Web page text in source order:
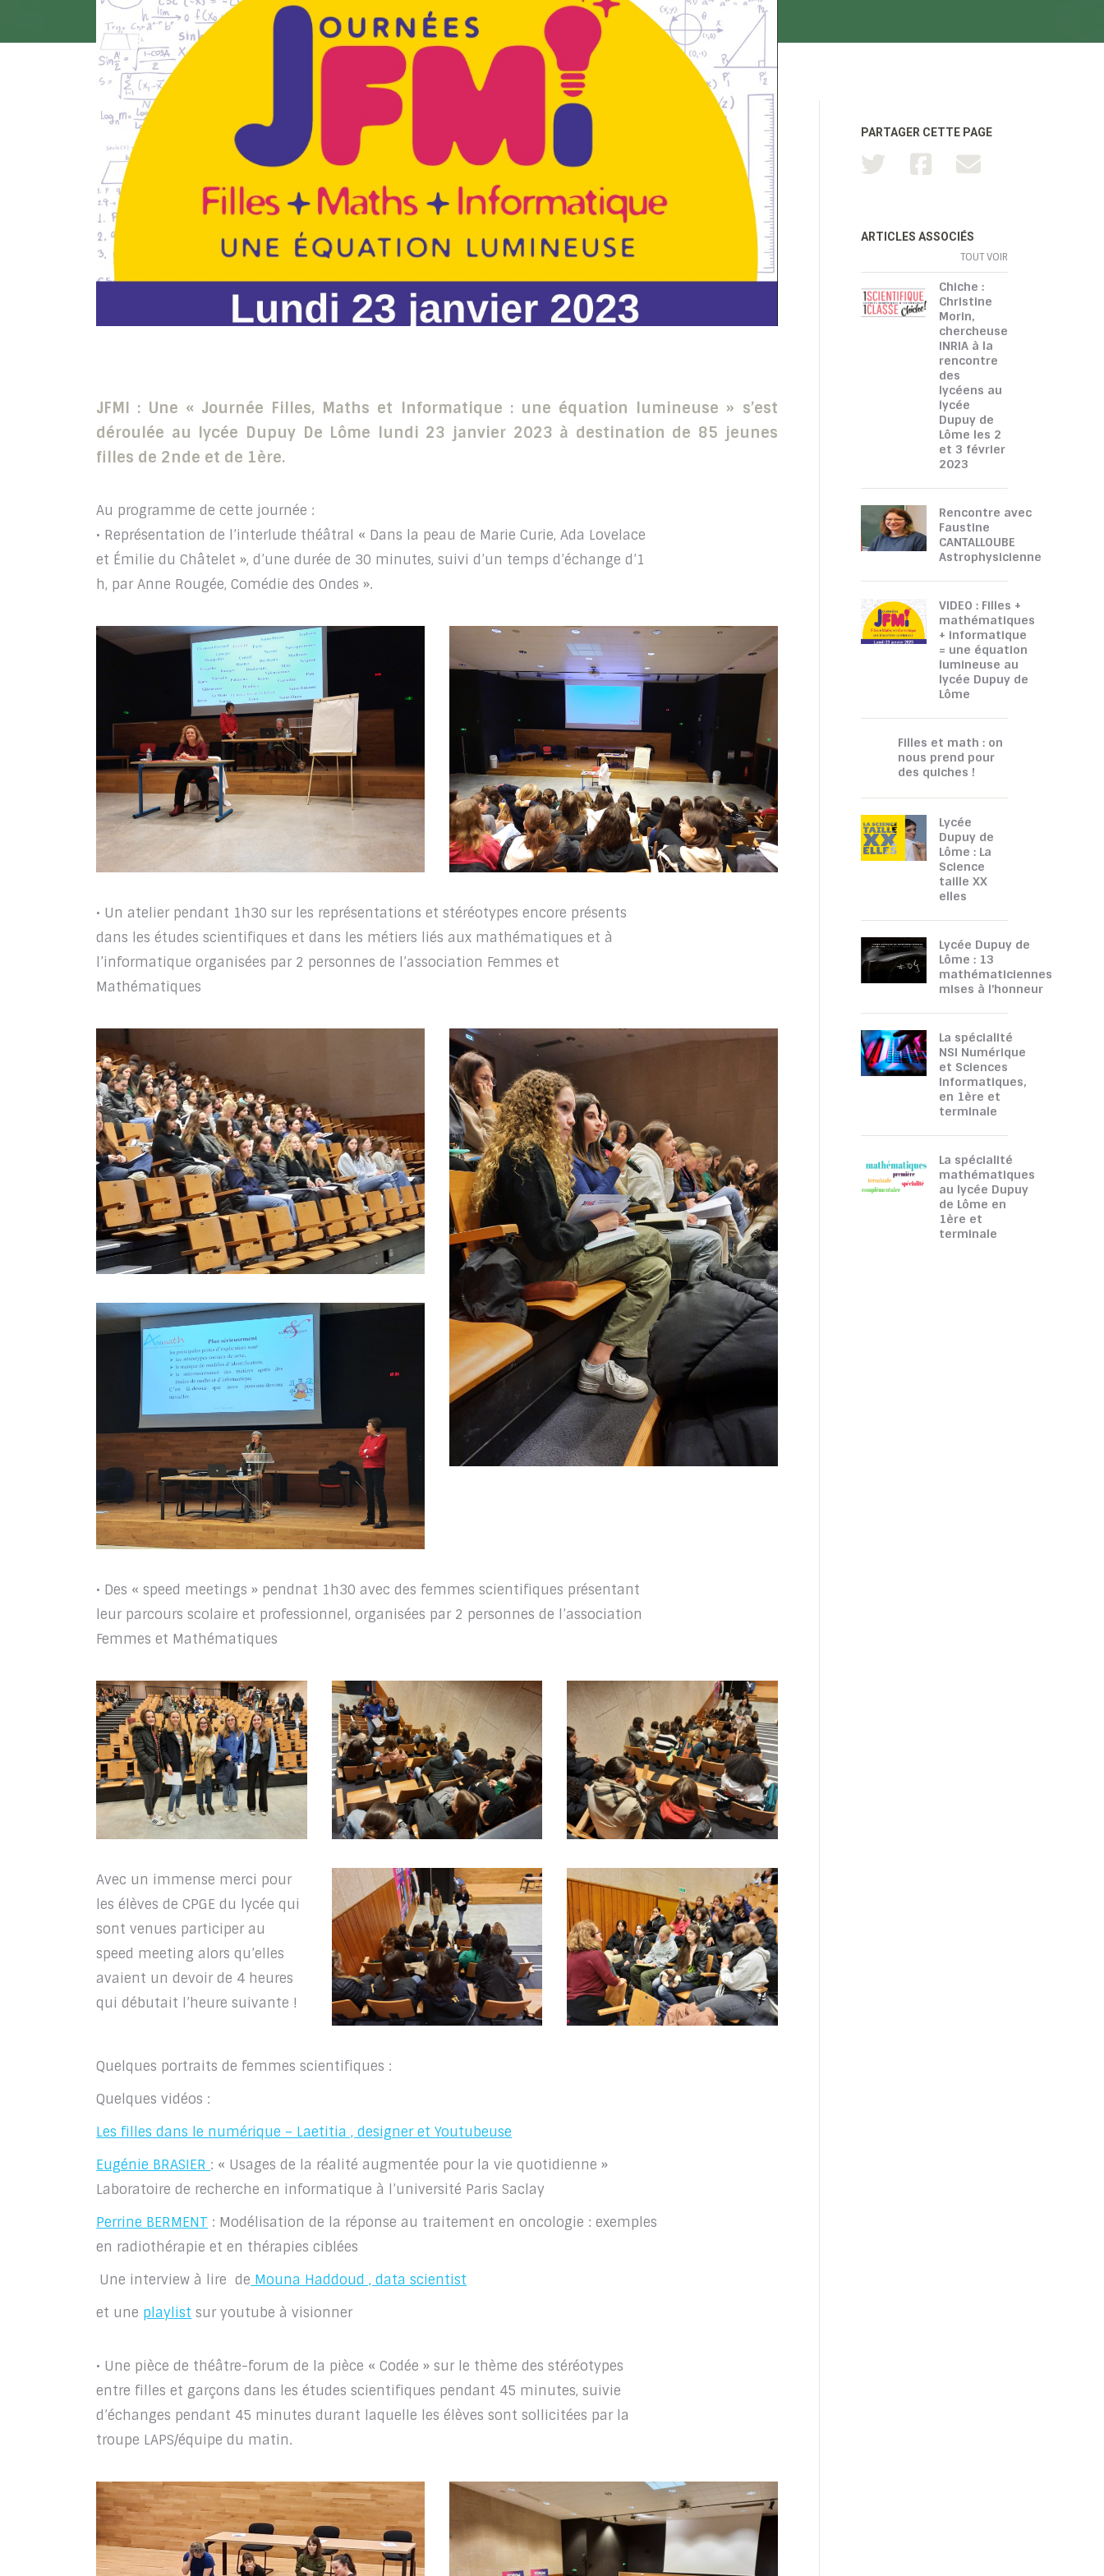
JFMI : Une « Journée Filles, Maths et Informatique : une équation lumineuse » s’est
déroulée au lycée Dupuy De Lôme lundi 23 janvier 2023 à destination de 85 jeunes
filles de 2nde et de 1ère.
Au programme de cette journée :
• Représentation de l’interlude théâtral « Dans la peau de Marie Curie, Ada Lovelace
et Émilie du Châtelet », d’une durée de 30 minutes, suivi d’un temps d’échange d’1
h, par Anne Rougée, Comédie des Ondes ».
• Un atelier pendant 1h30 sur les représentations et stéréotypes encore présents
dans les études scientifiques et dans les métiers liés aux mathématiques et à
l’informatique organisées par 2 personnes de l’association Femmes et
Mathématiques
• Des « speed meetings » pendnat 1h30 avec des femmes scientifiques présentant
leur parcours scolaire et professionnel, organisées par 2 personnes de l’association
Femmes et Mathématiques
Avec un immense merci pour
les élèves de CPGE du lycée qui
sont venues participer au
speed meeting alors qu’elles
avaient un devoir de 4 heures
qui débutait l’heure suivante !
Quelques portraits de femmes scientifiques :
Quelques vidéos :
Les filles dans le numérique – Laetitia , designer et Youtubeuse
Eugénie BRASIER : « Usages de la réalité augmentée pour la vie quotidienne »
Laboratoire de recherche en informatique à l’université Paris Saclay
Perrine BERMENT : Modélisation de la réponse au traitement en oncologie : exemples
en radiothérapie et en thérapies ciblées
Une interview à lire de Mouna Haddoud , data scientist
et une playlist sur youtube à visionner
• Une pièce de théâtre-forum de la pièce « Codée » sur le thème des stéréotypes
entre filles et garçons dans les études scientifiques pendant 45 minutes, suivie
d’échanges pendant 45 minutes durant laquelle les élèves sont sollicitées par la
troupe LAPS/équipe du matin.
PARTAGER CETTE PAGE
ARTICLES ASSOCIÉS
TOUT VOIR
Chiche :
Christine
Morin,
chercheuse
INRIA à la
rencontre
des
lycéens au
lycée
Dupuy de
Lôme les 2
et 3 février
2023
Rencontre avec
Faustine
CANTALLOUBE
Astrophysicienne
VIDEO : Filles +
mathématiques
+ informatique
= une équation
lumineuse au
lycée Dupuy de
Lôme
Filles et math : on
nous prend pour
des quiches !
Lycée
Dupuy de
Lôme : La
Science
taille XX
elles
Lycée Dupuy de
Lôme : 13
mathématiciennes
mises à l’honneur
La spécialité
NSI Numérique
et Sciences
Informatiques,
en 1ère et
terminale
La spécialité
mathématiques
au lycée Dupuy
de Lôme en
1ère et
terminale